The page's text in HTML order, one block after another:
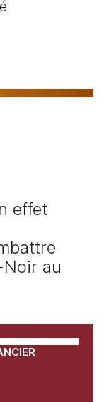
effet
au